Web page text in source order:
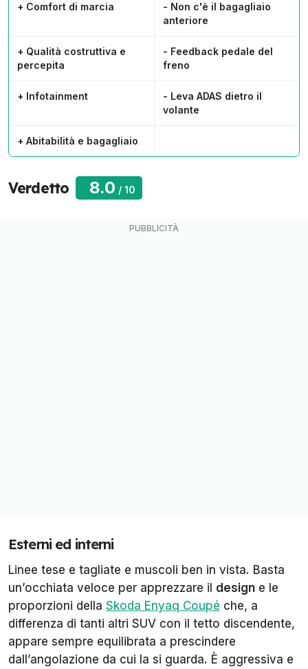
+ Comfort di marcia
- Non c'è il bagagliaio
anteriore
+ Qualità costruttiva e
percepita
- Feedback pedale del
freno
+ Infotainment
- Leva ADAS dietro il
volante
+ Abitabilità e bagagliaio
Verdetto 8.0 / 10
Esterni ed interni
Linee tese e tagliate e muscoli ben in vista. Basta
un’occhiata veloce per apprezzare il design e le
proporzioni della Skoda Enyaq Coupé che, a
differenza di tanti altri SUV con il tetto discendente,
appare sempre equilibrata a prescindere
dall’angolazione da cui la si guarda. È aggressiva e